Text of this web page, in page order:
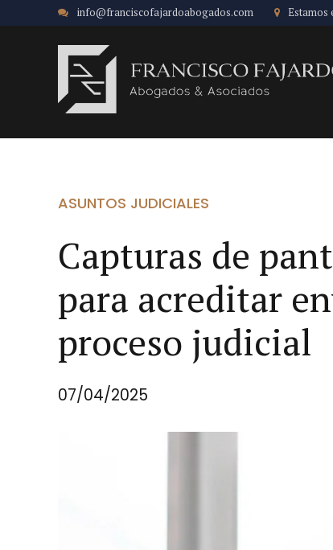
info@franciscofajardoabogados.com Estamos
ASUNTOS JUDICIALES
Capturas de
para acreditar
proceso judicial
07/04/2025